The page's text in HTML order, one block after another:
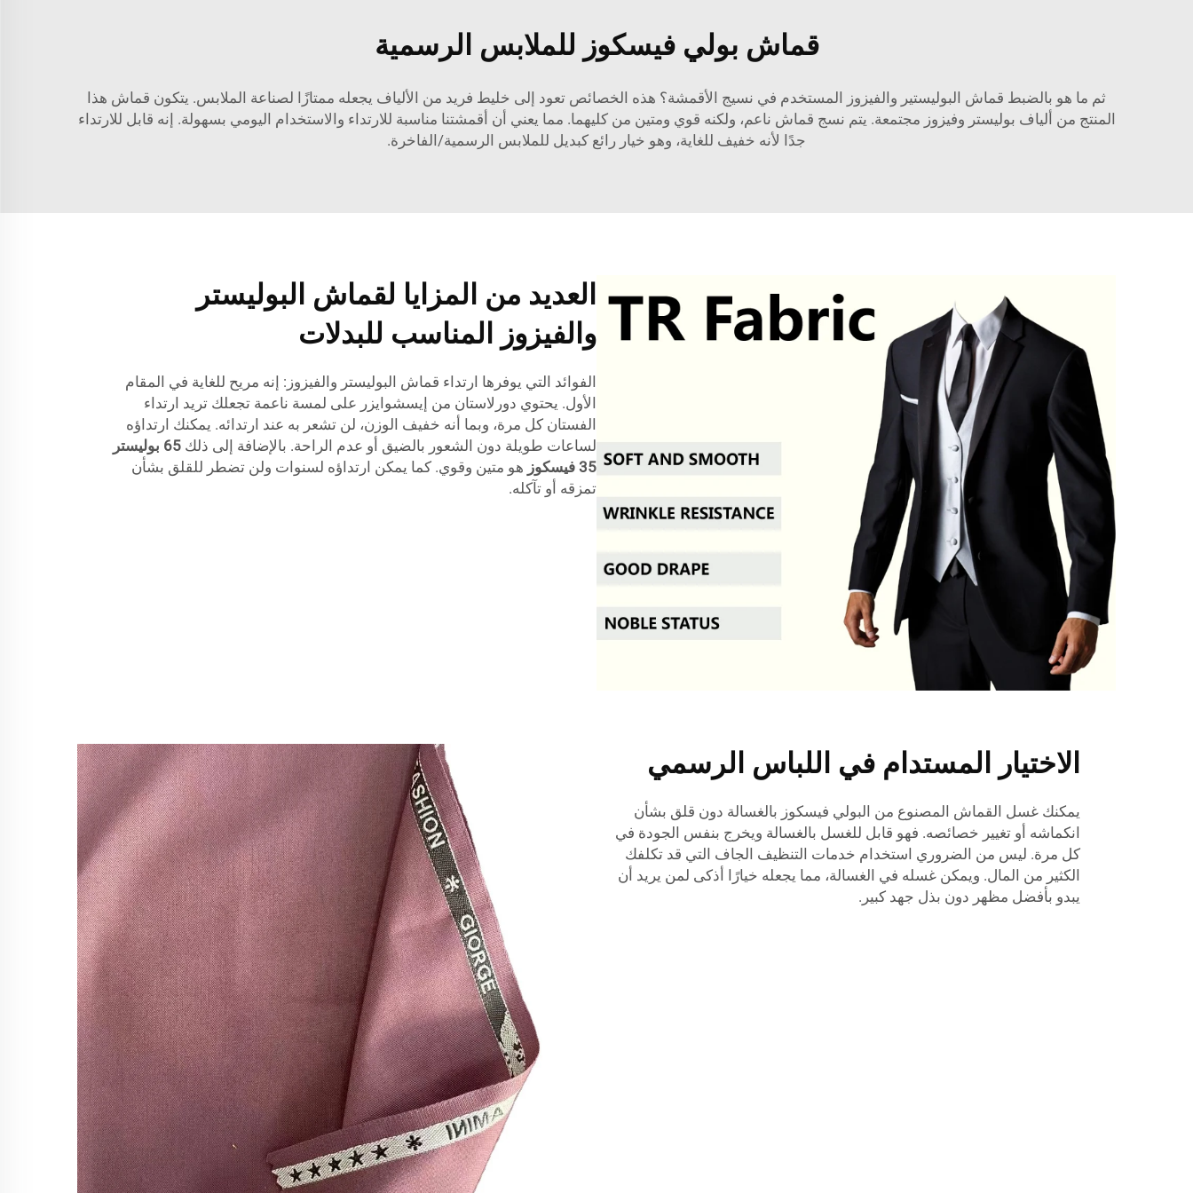
قماش بولي فيسكوز للملابس الرسمية
ثم ما هو بالضبط قماش البوليستير والفيزوز المستخدم في نسيج الأقمشة؟ هذه الخصائص تعود إلى خليط فريد من الألياف يجعله ممتازًا لصناعة الملابس. يتكون قماش هذا
المنتج من ألياف بوليستر وفيزوز مجتمعة. يتم نسج قماش ناعم، ولكنه قوي ومتين من كليهما. مما يعني أن أقمشتنا مناسبة للارتداء والاستخدام اليومي بسهولة. إنه قابل للارتداء
جدًا لأنه خفيف للغاية، وهو خيار رائع كبديل للملابس الرسمية/الفاخرة.
العديد من المزايا لقماش البوليستر
والفيزوز المناسب للبدلات
الفوائد التي يوفرها ارتداء قماش البوليستر والفيزوز: إنه مريح للغاية في المقام
الأول. يحتوي دورلاستان من إيسشوايزر على لمسة ناعمة تجعلك تريد ارتداء
الفستان كل مرة، وبما أنه خفيف الوزن، لن تشعر به عند ارتدائه. يمكنك ارتداؤه
لساعات طويلة دون الشعور بالضيق أو عدم الراحة. بالإضافة إلى ذلك
65 بوليستر
35 فيسكوز
هو متين وقوي. كما يمكن ارتداؤه لسنوات ولن تضطر للقلق بشأن
تمزقه أو تآكله.
الاختيار المستدام في اللباس الرسمي
يمكنك غسل القماش المصنوع من البولي فيسكوز بالغسالة دون قلق بشأن
انكماشه أو تغيير خصائصه. فهو قابل للغسل بالغسالة ويخرج بنفس الجودة في
كل مرة. ليس من الضروري استخدام خدمات التنظيف الجاف التي قد تكلفك
الكثير من المال. ويمكن غسله في الغسالة، مما يجعله خيارًا أذكى لمن يريد أن
يبدو بأفضل مظهر دون بذل جهد كبير.